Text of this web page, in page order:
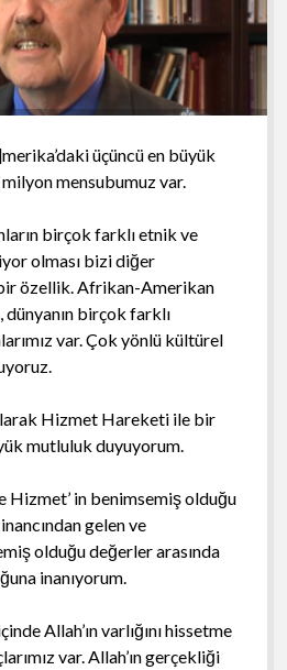
üçüncü en büyük
mensubumuz var.
birçok farklı etnik ve
olması bizi diğer
özellik. Afrikan-Amerikan
dünyanın birçok farklı
var. Çok yönlü kültürel
Hizmet Hareketi ile bir
mutluluk duyuyorum.
Hizmet’ in benimsemiş olduğu
gelen ve
olduğu değerler arasında
inanıyorum.
Allah’ın varlığını hissetme
var. Allah’ın gerçekliği